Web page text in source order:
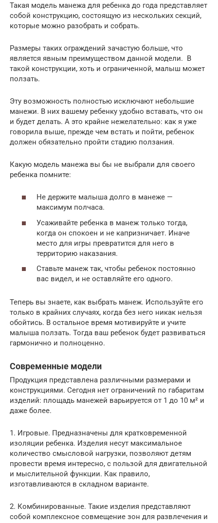
Такая модель манежа для ребенка до года представляет
собой конструкцию, состоящую из нескольких секций,
которые можно разобрать и собрать.
Размеры таких ограждений зачастую больше, что
является явным преимуществом данной модели. В
такой конструкции, хоть и ограниченной, малыш может
ползать.
Эту возможность полностью исключают небольшие
манежи. В них вашему ребенку удобно вставать, что он
и будет делать. А это крайне нежелательно: как я уже
говорила выше, прежде чем встать и пойти, ребенок
должен обязательно пройти стадию ползания.
Какую модель манежа вы бы не выбрали для своего
ребенка помните:
Не держите малыша долго в манеже —
максимум полчаса.
Усаживайте ребенка в манеж только тогда,
когда он спокоен и не капризничает. Иначе
место для игры превратится для него в
территорию наказания.
Ставьте манеж так, чтобы ребенок постоянно
вас видел, и не оставляйте его одного.
Теперь вы знаете, как выбрать манеж. Используйте его
только в крайних случаях, когда без него никак нельзя
обойтись. В остальное время мотивируйте и учите
малыша ползать. Тогда ваш ребенок будет развиваться
гармонично и полноценно.
Современные модели
Продукция представлена различными размерами и
конструкциями. Сегодня нет ограничений по габаритам
изделий: площадь манежей варьируется от 1 до 10 м² и
даже более.
1. Игровые. Предназначены для кратковременной
изоляции ребенка. Изделия несут максимальное
количество смысловой нагрузки, позволяют детям
провести время интересно, с пользой для двигательной
и мыслительной функции. Как правило,
изготавливаются в складном варианте.
2. Комбинированные. Такие изделия представляют
собой комплексное совмещение зон для развлечения и